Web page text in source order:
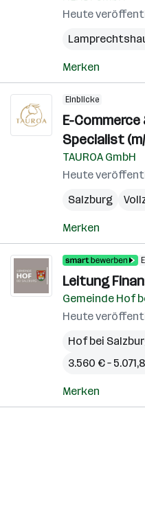
Heute
Merken
Einblicke
E-
Specialist
TAUROA GmbH
Heute
Salzburg
Merken
Leitung
Gemeinde Hof
Heute
Hof bei
3.560 € –
Merken